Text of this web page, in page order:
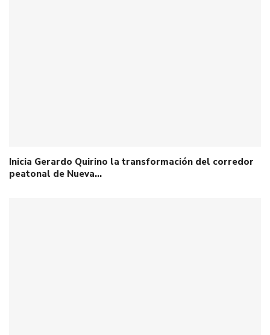
Inicia Gerardo Quirino la transformación del corredor
peatonal de Nueva…